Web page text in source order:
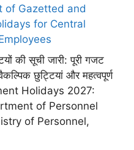
of Gazetted and
for Central
की सूची जारी: पूरी गजट
छुट्टियां और महत्वपूर्ण
Holidays 2027:
of Personnel
of Personnel,